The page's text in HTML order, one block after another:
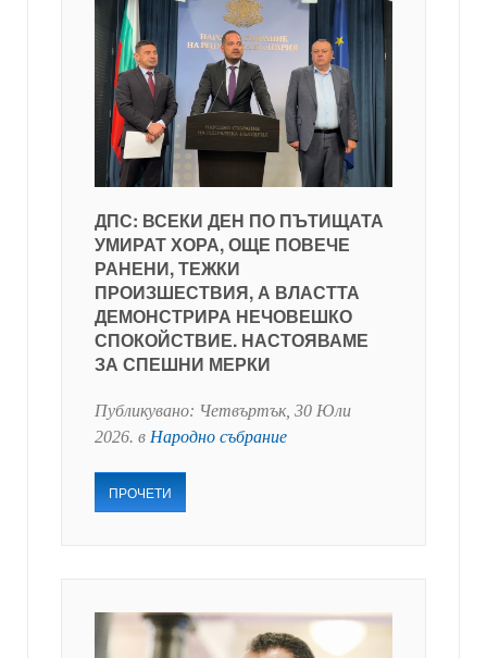
ДПС: ВСЕКИ ДЕН ПО ПЪТИЩАТА
УМИРАТ ХОРА, ОЩЕ ПОВЕЧЕ
РАНЕНИ, ТЕЖКИ
ПРОИЗШЕСТВИЯ, А ВЛАСТТА
ДЕМОНСТРИРА НЕЧОВЕШКО
СПОКОЙСТВИЕ. НАСТОЯВАМЕ
ЗА СПЕШНИ МЕРКИ
Публикувано: Четвъртък, 30 Юли
2026. в Народно събрание
ПРОЧЕТИ